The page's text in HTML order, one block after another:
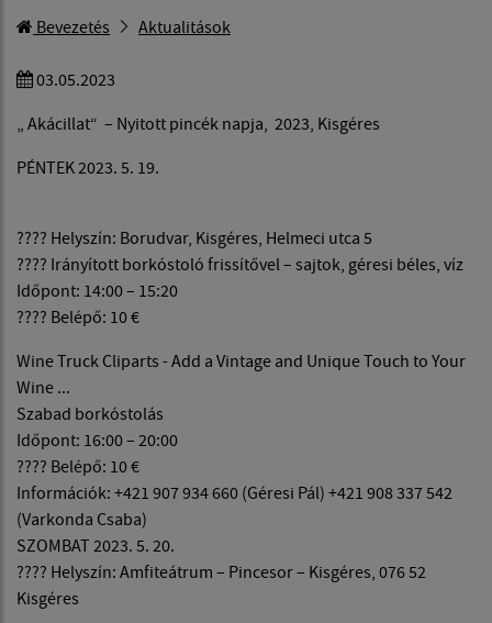
Bevezetés Aktualitások
03.05.2023
„ Akácillat“ – Nyitott pincék napja, 2023, Kisgéres
PÉNTEK 2023. 5. 19.
???? Helyszín: Borudvar, Kisgéres, Helmeci utca 5
???? Irányított borkóstoló frissítővel – sajtok, géresi béles, víz
Időpont: 14:00 – 15:20
???? Belépő: 10 €
Wine Truck Cliparts - Add a Vintage and Unique Touch to Your
Wine ...
Szabad borkóstolás
Időpont: 16:00 – 20:00
???? Belépő: 10 €
Információk: +421 907 934 660 (Géresi Pál) +421 908 337 542
(Varkonda Csaba)
SZOMBAT 2023. 5. 20.
???? Helyszín: Amfiteátrum – Pincesor – Kisgéres, 076 52
Kisgéres